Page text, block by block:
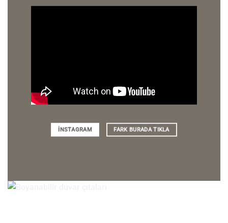
İNSTAGRAM FARK BURADA TIKLA